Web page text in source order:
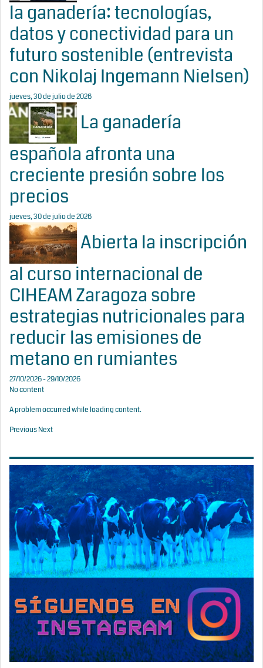
la ganadería: tecnologías,
datos y conectividad para un
futuro sostenible (entrevista
con Nikolaj Ingemann Nielsen)
jueves, 30 de julio de 2026
La ganadería
española afronta una
creciente presión sobre los
precios
jueves, 30 de julio de 2026
Abierta la inscripción
al curso internacional de
CIHEAM Zaragoza sobre
estrategias nutricionales para
reducir las emisiones de
metano en rumiantes
27/10/2026 - 29/10/2026
No content
A problem occurred while loading content.
PreviousNext